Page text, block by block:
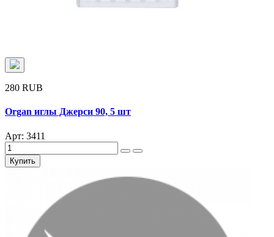
280 RUB
Organ иглы Джерси 90, 5 шт
Арт: 3411
Купить